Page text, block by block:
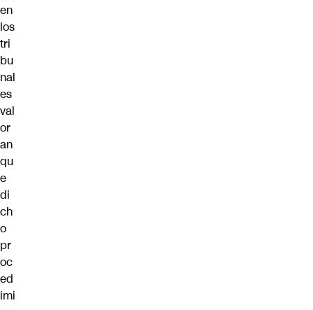
en
los
tri
bu
nal
es
val
or
an
qu
e
di
ch
o
pr
oc
ed
imi